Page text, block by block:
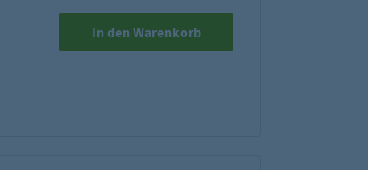
In den Warenkorb